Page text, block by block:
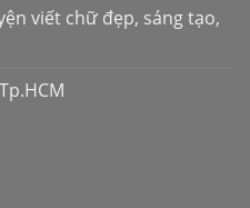
viết chữ đẹp, sáng tạo,